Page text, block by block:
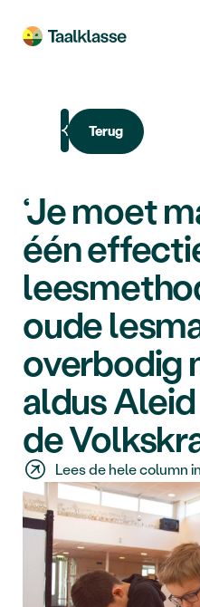
Terug
‘Je moet
één
oude
overbodig
aldus
de
Lees de hele column